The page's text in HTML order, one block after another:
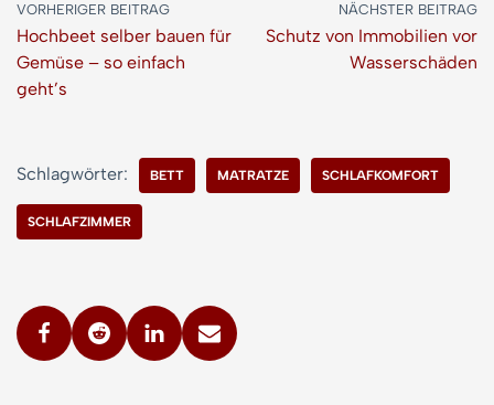
VORHERIGER BEITRAG
Hochbeet selber bauen für
Gemüse – so einfach
geht’s
NÄCHSTER BEITRAG
Schutz von Immobilien vor
Wasserschäden
Schlagwörter: BETT MATRATZE SCHLAFKOMFORT
SCHLAFZIMMER